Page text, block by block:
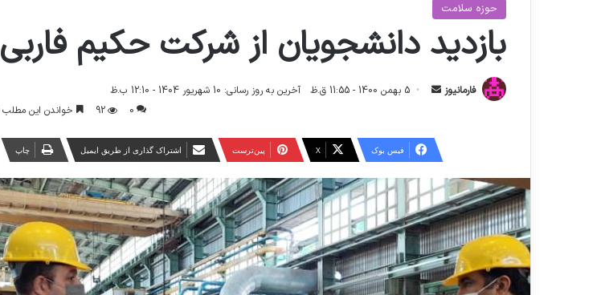
حوزه سلامت
بازدید دانشجویان از شرکت حکیم فاربی
فارمانیوز
ا
ی
م
ی
ل
5 بهمن 1400 - 11:55 ق.ظ
آخرین به روز رسانی: 10 شهریور 1404 - 12:10 ب.ظ
0
92 خواندن این مطلب 1 دقیقه زمان میبرد
فیس بوک X ‫پین‌ترست اشتراک گذاری از طریق ایمیل چاپ